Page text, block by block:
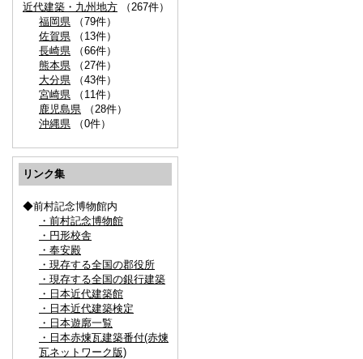
近代建築・九州地方 （267件）
福岡県 （79件）
佐賀県 （13件）
長崎県 （66件）
熊本県 （27件）
大分県 （43件）
宮崎県 （11件）
鹿児島県 （28件）
沖縄県 （0件）
リンク集
◆前村記念博物館内
・前村記念博物館
・円形校舎
・奉安殿
・現存する全国の郡役所
・現存する全国の銀行建築
・日本近代建築館
・日本近代建築検定
・日本遊廓一覧
・日本赤煉瓦建築番付(赤煉
瓦ネットワーク版)